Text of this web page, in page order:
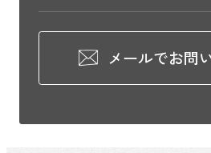
メールでお問